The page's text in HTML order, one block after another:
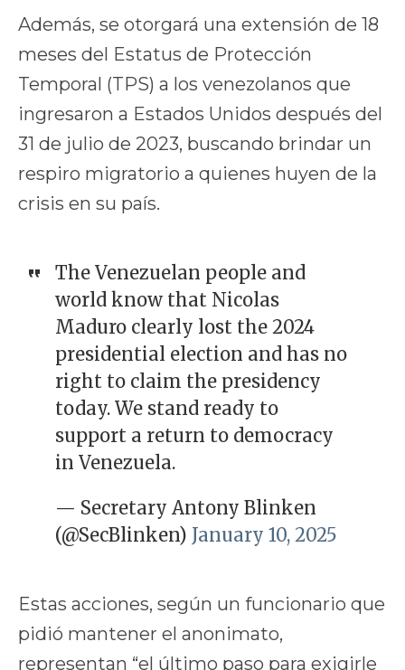
Además, se otorgará una extensión de 18
meses del Estatus de Protección
Temporal (TPS) a los venezolanos que
ingresaron a Estados Unidos después del
31 de julio de 2023, buscando brindar un
respiro migratorio a quienes huyen de la
crisis en su país.
The Venezuelan people and
world know that Nicolas
Maduro clearly lost the 2024
presidential election and has no
right to claim the presidency
today. We stand ready to
support a return to democracy
in Venezuela.
— Secretary Antony Blinken
(@SecBlinken) January 10, 2025
Estas acciones, según un funcionario que
pidió mantener el anonimato,
representan “el último paso para exigirle